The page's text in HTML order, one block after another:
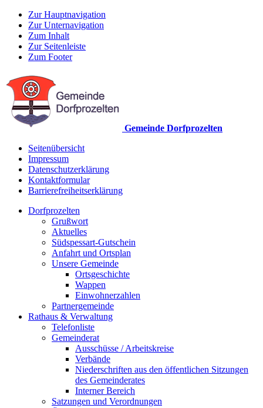
Zur Hauptnavigation
Zur Unternavigation
Zum Inhalt
Zur Seitenleiste
Zum Footer
Gemeinde Dorfprozelten
Seitenübersicht
Impressum
Datenschutzerklärung
Kontaktformular
Barrierefreiheitserklärung
Dorfprozelten
Grußwort
Aktuelles
Südspessart-Gutschein
Anfahrt und Ortsplan
Unsere Gemeinde
Ortsgeschichte
Wappen
Einwohnerzahlen
Partnergemeinde
Rathaus & Verwaltung
Telefonliste
Gemeinderat
Ausschüsse / Arbeitskreise
Verbände
Niederschriften aus den öffentlichen Sitzungen
des Gemeinderates
Interner Bereich
Satzungen und Verordnungen